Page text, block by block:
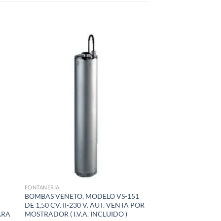
FONTANERIA
BOMBAS VENETO, MODELO VS-151
DE 1,50 CV. II-230 V. AUT. VENTA POR
MOSTRADOR ( I.V.A. INCLUIDO )